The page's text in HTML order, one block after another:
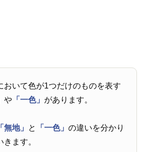
おいて色が1つだけのものを表す
や 「一色」 があります。
「無地」 と 「一色」の違いを分かり
ます。